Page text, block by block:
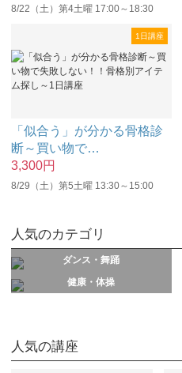
8/22（土）第4土曜 17:00～18:30
1日講座
「似合う」が分かる骨格診
断～買い物で…
3,300円
8/29（土）第5土曜 13:30～15:00
人気のカテゴリ
ダンス・舞踊
健康・体操
人気の講座